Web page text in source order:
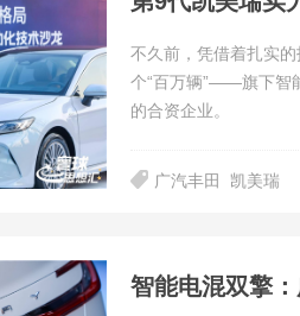
不久前，凭借着扎实
个“百万辆”——旗下智
的合资企业。
广汽丰田 凯美瑞
智能电混双擎